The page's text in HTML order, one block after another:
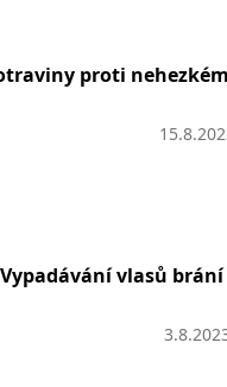
proti
Vypadávání vlasů